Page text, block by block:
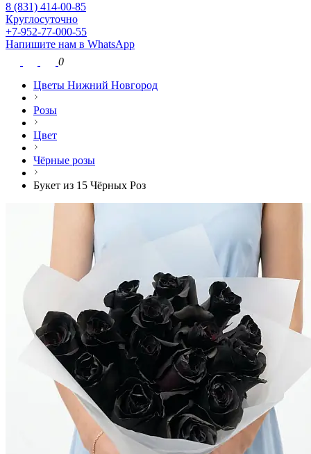
8 (831) 414-00-85
Круглосуточно
+7-952-77-000-55
Напишите нам в WhatsApp
0
Цветы Нижний Новгород
Розы
Цвет
Чёрные розы
Букет из 15 Чёрных Роз